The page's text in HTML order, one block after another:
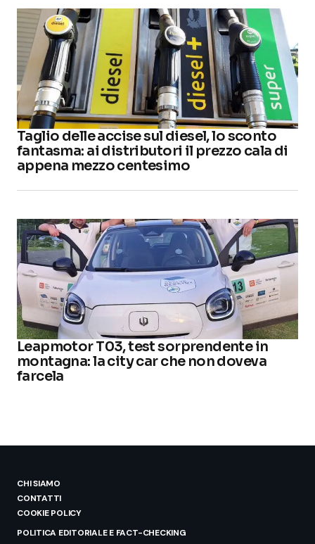
Taglio delle accise sul diesel, lo sconto
fantasma: ai distributori il prezzo cala di
appena mezzo centesimo
Leapmotor T03, test sorprendente in
montagna: la city car che non doveva
farcela
CHI SIAMO
CONTATTI
COOKIE POLICY
POLITICA EDITORIALE E FACT-CHECKING